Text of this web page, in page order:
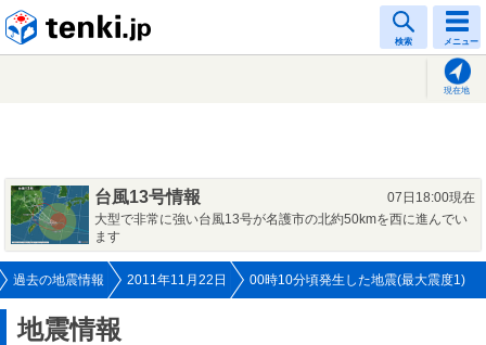
検索 メニュー
現在地
台風13号情報
07日18:00現在
大型で非常に強い台風13号が名護市の北約50kmを西に進んでい
ます
過去の地震情報 2011年11月22日 00時10分頃発生した地震(最大震度1)
地震情報